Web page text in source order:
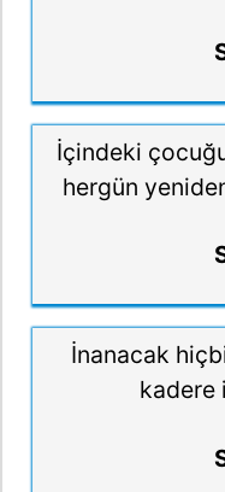
İçindeki
hergün
İnanacak
kadere